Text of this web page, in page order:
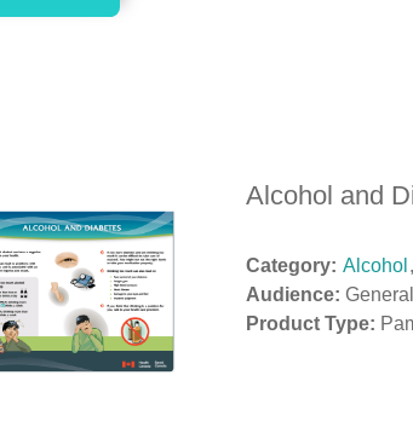
Alcohol and
Category: Alcohol ,
Audience:
Product Type: